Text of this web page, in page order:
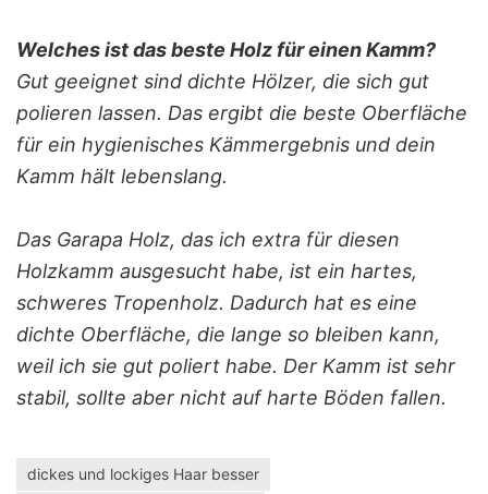
Welches ist das beste Holz für einen Kamm?
Gut geeignet sind dichte Hölzer, die sich gut
polieren lassen. Das ergibt die beste Oberfläche
für ein hygienisches Kämmergebnis und dein
Kamm hält lebenslang.
Das Garapa Holz, das ich extra für diesen
Holzkamm ausgesucht habe, ist ein hartes,
schweres Tropenholz. Dadurch hat es eine
dichte Oberfläche, die lange so bleiben kann,
weil ich sie gut poliert habe. Der Kamm ist sehr
stabil, sollte aber nicht auf harte Böden fallen.
dickes und lockiges Haar besser